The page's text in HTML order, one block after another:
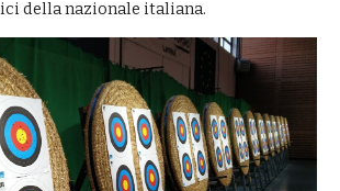
della nazionale italiana.